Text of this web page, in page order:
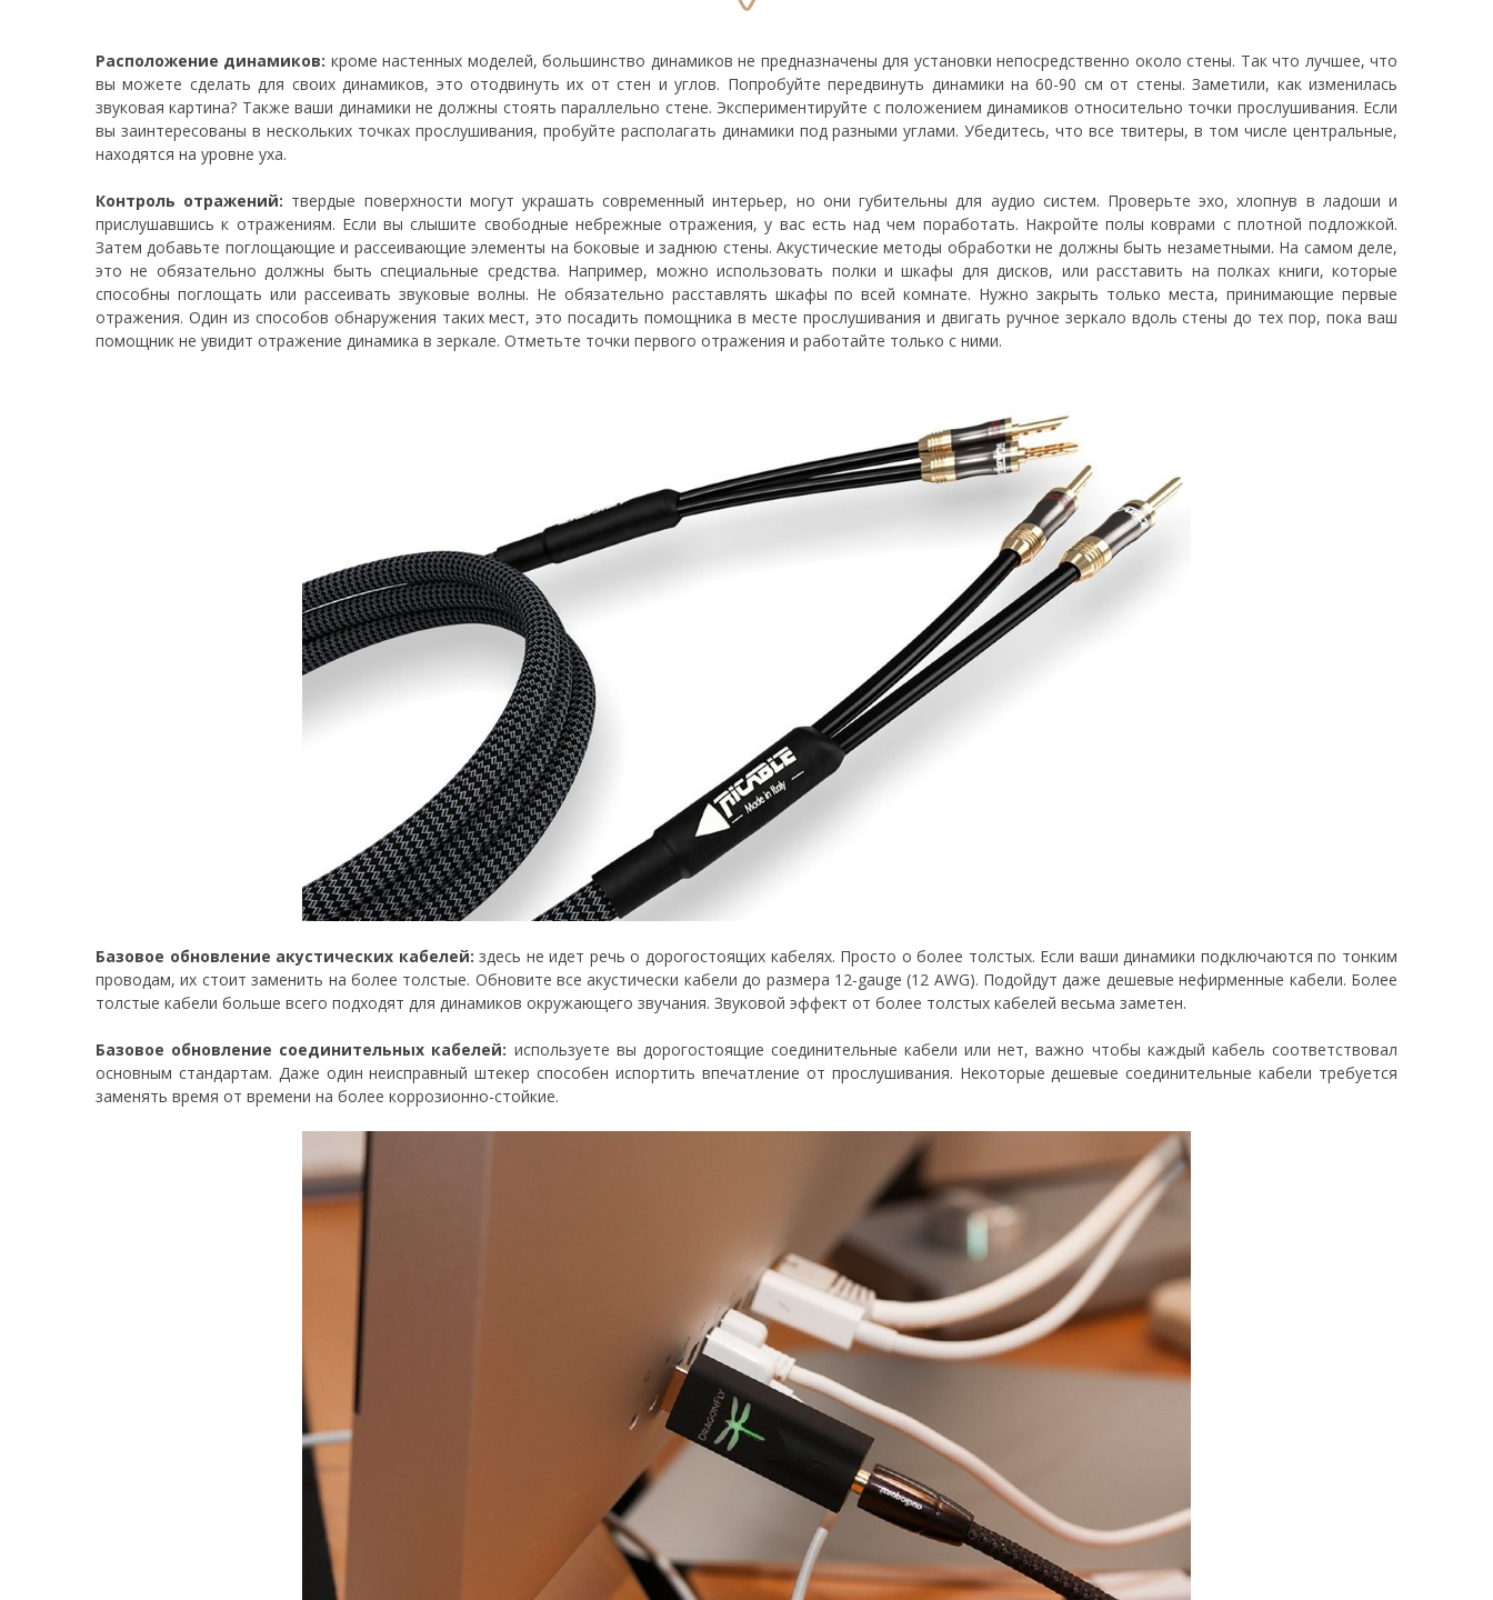
Расположение динамиков: кроме настенных моделей, большинство динамиков не предназначены для установки непосредственно около стены. Так что лучшее, что
вы можете сделать для своих динамиков, это отодвинуть их от стен и углов. Попробуйте передвинуть динамики на 60-90 см от стены. Заметили, как изменилась
звуковая картина? Также ваши динамики не должны стоять параллельно стене. Экспериментируйте с положением динамиков относительно точки прослушивания. Если
вы заинтересованы в нескольких точках прослушивания, пробуйте располагать динамики под разными углами. Убедитесь, что все твитеры, в том числе центральные,
находятся на уровне уха.
Контроль отражений: твердые поверхности могут украшать современный интерьер, но они губительны для аудио систем. Проверьте эхо, хлопнув в ладоши и
прислушавшись к отражениям. Если вы слышите свободные небрежные отражения, у вас есть над чем поработать. Накройте полы коврами с плотной подложкой.
Затем добавьте поглощающие и рассеивающие элементы на боковые и заднюю стены. Акустические методы обработки не должны быть незаметными. На самом деле,
это не обязательно должны быть специальные средства. Например, можно использовать полки и шкафы для дисков, или расставить на полках книги, которые
способны поглощать или рассеивать звуковые волны. Не обязательно расставлять шкафы по всей комнате. Нужно закрыть только места, принимающие первые
отражения. Один из способов обнаружения таких мест, это посадить помощника в месте прослушивания и двигать ручное зеркало вдоль стены до тех пор, пока ваш
помощник не увидит отражение динамика в зеркале. Отметьте точки первого отражения и работайте только с ними.
Базовое обновление акустических кабелей: здесь не идет речь о дорогостоящих кабелях. Просто о более толстых. Если ваши динамики подключаются по тонким
проводам, их стоит заменить на более толстые. Обновите все акустически кабели до размера 12-gauge (12 AWG). Подойдут даже дешевые нефирменные кабели. Более
толстые кабели больше всего подходят для динамиков окружающего звучания. Звуковой эффект от более толстых кабелей весьма заметен.
Базовое обновление соединительных кабелей: используете вы дорогостоящие соединительные кабели или нет, важно чтобы каждый кабель соответствовал
основным стандартам. Даже один неисправный штекер способен испортить впечатление от прослушивания. Некоторые дешевые соединительные кабели требуется
заменять время от времени на более коррозионно-стойкие.